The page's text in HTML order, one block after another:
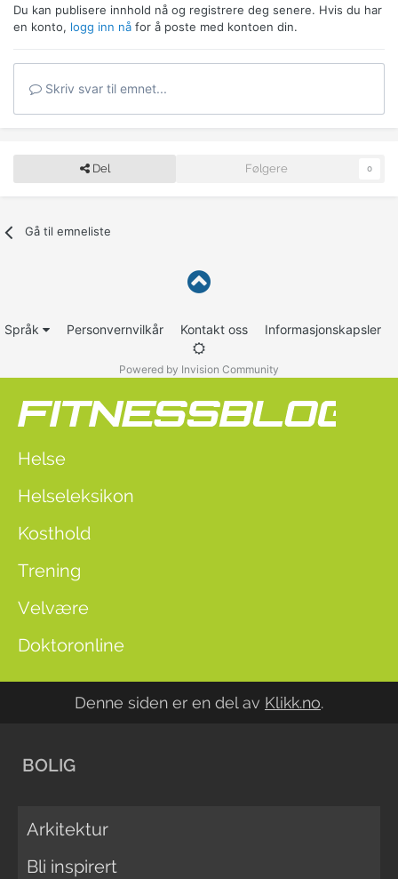
Du kan publisere innhold nå og registrere deg senere. Hvis du har
en konto, logg inn nå for å poste med kontoen din.
Skriv svar til emnet...
Del Følgere 0
Gå til emneliste
Språk Personvernvilkår Kontakt oss Informasjonskapsler
Powered by Invision Community
Helse
Helseleksikon
Kosthold
Trening
Velvære
Doktoronline
Denne siden er en del av Klikk.no.
BOLIG
Arkitektur
Bli inspirert